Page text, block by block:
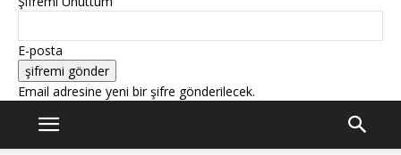
E-posta
Email adresine yeni bir şifre gönderilecek.